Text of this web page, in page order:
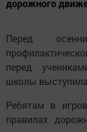
дорожного
Перед
перед
школы
Ребятам в
правилах